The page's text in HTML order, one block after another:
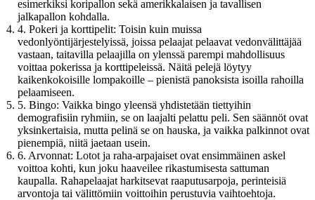
esimerkiksi koripallon sekä amerikkalaisen ja tavallisen
jalkapallon kohdalla.
4. Pokeri ja korttipelit: Toisin kuin muissa
vedonlyöntijärjestelyissä, joissa pelaajat pelaavat vedonvälittäjää
vastaan, taitavilla pelaajilla on ylenssä parempi mahdollisuus
voittaa pokerissa ja korttipeleissä. Näitä pelejä löytyy
kaikenkokoisille lompakoille – pienistä panoksista isoilla rahoilla
pelaamiseen.
5. Bingo: Vaikka bingo yleensä yhdistetään tiettyihin
demografisiin ryhmiin, se on laajalti pelattu peli. Sen säännöt ovat
yksinkertaisia, mutta pelinä se on hauska, ja vaikka palkinnot ovat
pienempiä, niitä jaetaan usein.
6. Arvonnat: Lotot ja raha-arpajaiset ovat ensimmäinen askel
voittoa kohti, kun joku haaveilee rikastumisesta sattuman
kaupalla. Rahapelaajat harkitsevat raaputusarpoja, perinteisiä
arvontoja tai välittömiin voittoihin perustuvia vaihtoehtoja.